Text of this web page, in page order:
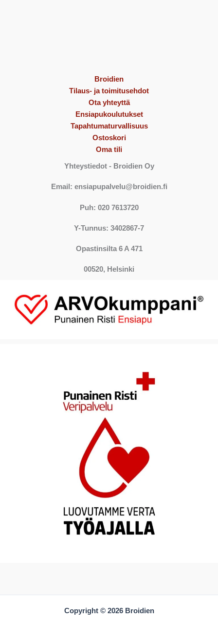
Broidien
Tilaus- ja toimitusehdot
Ota yhteyttä
Ensiapukoulutukset
Tapahtumaturvallisuus
Ostoskori
Oma tili
Yhteystiedot- Broidien Oy
Email: ensiapupalvelu@broidien.fi
Puh: 020 7613720
Y-Tunnus: 3402867-7
Opastinsilta 6 A 471
00520, Helsinki
Copyright © 2026 Broidien